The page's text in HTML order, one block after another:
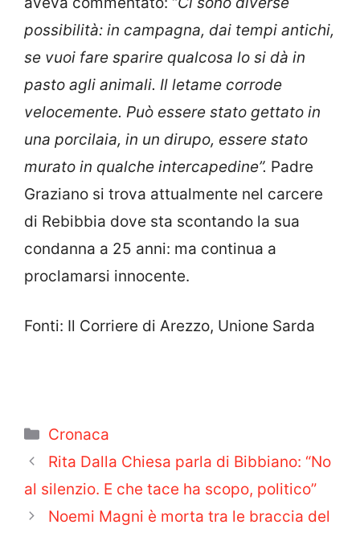
possibilità: in campagna, dai tempi antichi,
se vuoi fare sparire qualcosa lo si dà in
pasto agli animali. Il letame corrode
velocemente. Può essere stato gettato in
una porcilaia, in un dirupo, essere stato
murato in qualche intercapedine”. Padre
Graziano si trova attualmente nel carcere
di Rebibbia dove sta scontando la sua
condanna a 25 anni: ma continua a
proclamarsi innocente.
Fonti: Il Corriere di Arezzo, Unione Sarda
Categorie
Cronaca
Rita Dalla Chiesa parla di Bibbiano: “No
al silenzio. E che tace ha scopo, politico”
Noemi Magni è morta tra le braccia del